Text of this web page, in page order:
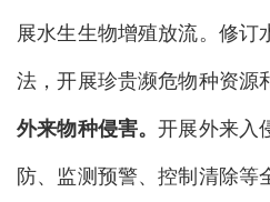
展水生生物增殖放流。修订
法，开展珍贵濒危物种资源
外来物种侵害。开展外来入
防、监测预警、控制清除等